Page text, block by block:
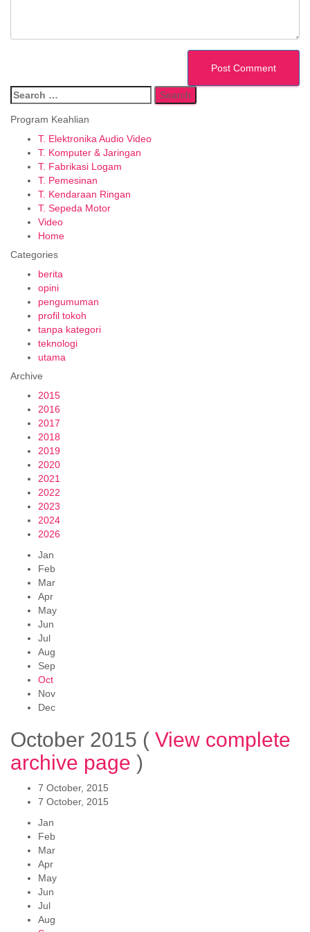
Search
for:
Program Keahlian
T. Elektronika Audio Video
T. Komputer & Jaringan
T. Fabrikasi Logam
T. Pemesinan
T. Kendaraan Ringan
T. Sepeda Motor
Video
Home
Categories
berita
opini
pengumuman
profil tokoh
tanpa kategori
teknologi
utama
Archive
2015
2016
2017
2018
2019
2020
2021
2022
2023
2024
2026
Jan
Feb
Mar
Apr
May
Jun
Jul
Aug
Sep
Oct
Nov
Dec
October 2015 ( View complete
archive page )
7 October, 2015
7 October, 2015
Jan
Feb
Mar
Apr
May
Jun
Jul
Aug